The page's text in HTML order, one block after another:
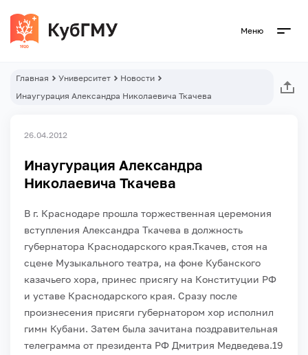
Меню
Главная Университет
Новости
Инаугурация Александра Николаевича Ткачева
26.04.2012
Инаугурация Александра
Николаевича Ткачева
В г. Краснодаре прошла торжественная церемония
вступления Александра Ткачева в должность
губернатора Краснодарского края.Ткачев, стоя на
сцене Музыкального театра, на фоне Кубанского
казачьего хора, принес присягу на Конституции РФ
и уставе Краснодарского края. Сразу после
произнесения присяги губернатором хор исполнил
гимн Кубани. Затем была зачитана поздравительная
телеграмма от президента РФ Дмитрия Медведева.19